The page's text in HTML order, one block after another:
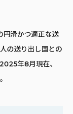
円滑かつ適正な送
の送り出し国との
年8月現在、